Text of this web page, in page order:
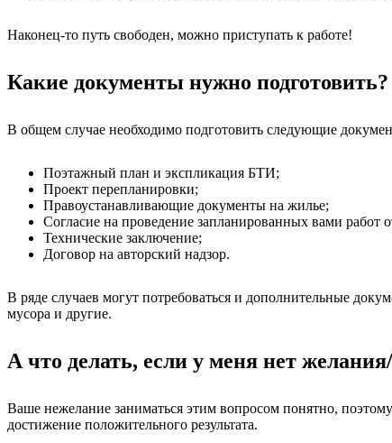
Наконец-то путь свободен, можно приступать к работе!
Какие документы нужно подготовить?
В общем случае необходимо подготовить следующие
Поэтажный план и экспликация БТИ;
Проект перепланировки;
Правоустанавливающие документы на жилье;
Согласие на проведение запланированных вами работ
Технические заключение;
Договор на авторский надзор.
В ряде случаев могут потребоваться и дополнительные
мусора и другие.
А что делать, если у меня нет
Ваше нежелание заниматься этим вопросом понятно,
достижение положительного результата.